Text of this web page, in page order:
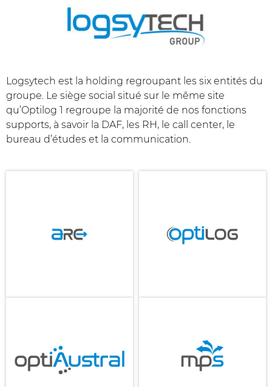
Logsytech est la holding regroupant les six entités du
groupe. Le siège social situé sur le même site
qu’Optilog 1 regroupe la majorité de nos fonctions
supports, à savoir la DAF, les RH, le call center, le
bureau d’études et la communication.